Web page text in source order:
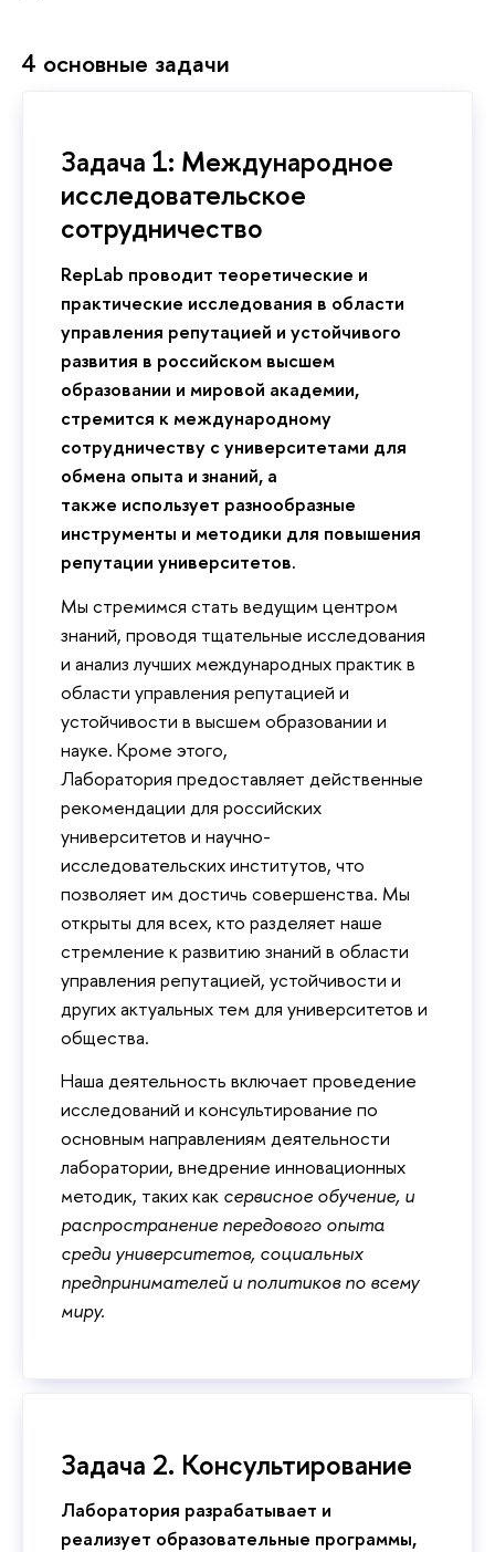
4 основные задачи
Задача 1: Международное
исследовательское
сотрудничество
RepLab проводит теоретические и
практические исследования в области
управления репутацией и устойчивого
развития в российском высшем
образовании и мировой академии,
стремится к международному
сотрудничеству с университетами для
обмена опыта и знаний, а
также использует разнообразные
инструменты и методики для повышения
репутации университетов.
Мы стремимся стать ведущим центром
знаний, проводя тщательные исследования
и анализ лучших международных практик в
области управления репутацией и
устойчивости в высшем образовании и
науке. Кроме этого,
Лаборатория предоставляет действенные
рекомендации для российских
университетов и научно-
исследовательских институтов, что
позволяет им достичь совершенства. Мы
открыты для всех, кто разделяет наше
стремление к развитию знаний в области
управления репутацией, устойчивости и
других актуальных тем для университетов и
общества.
Наша деятельность включает проведение
исследований и консультирование по
основным направлениям деятельности
лаборатории, внедрение инновационных
методик, таких как сервисное обучение, и
распространение передового опыта
среди университетов, социальных
предпринимателей и политиков по всему
миру.
Задача 2. Консультирование
Лаборатория разрабатывает и
реализует образовательные программы,